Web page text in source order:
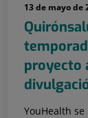
13 de mayo de
proyecto
YouHealth